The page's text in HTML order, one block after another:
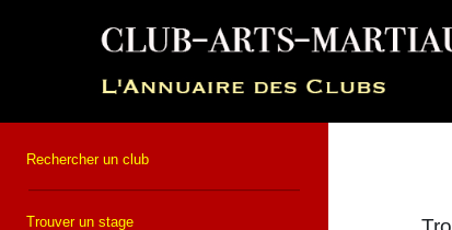
Rechercher un club
Trouver un stage